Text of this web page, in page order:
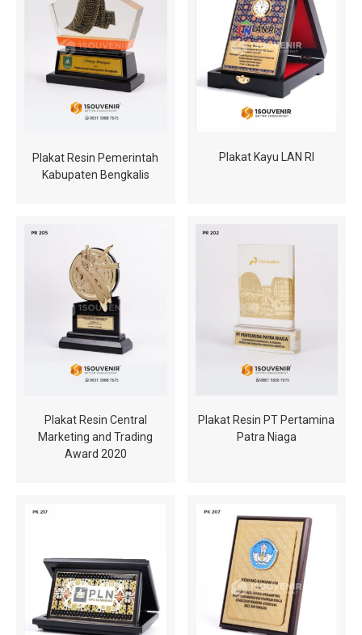
Plakat Resin Pemerintah
Kabupaten Bengkalis
Plakat Kayu LAN RI
Plakat Resin Central
Marketing and Trading
Award 2020
Plakat Resin PT Pertamina
Patra Niaga